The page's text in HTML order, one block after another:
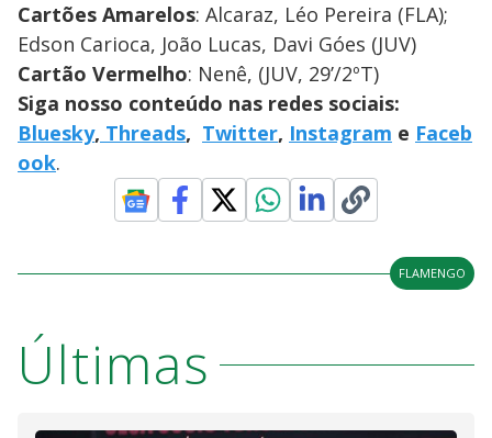
Cartões Amarelos: Alcaraz, Léo Pereira (FLA);
Edson Carioca, João Lucas, Davi Góes (JUV)
Cartão Vermelho: Nenê, (JUV, 29’/2ºT)
Siga nosso conteúdo nas redes sociais:
Bluesky, Threads, Twitter, Instagram e Faceb
ook.
FLAMENGO
Últimas